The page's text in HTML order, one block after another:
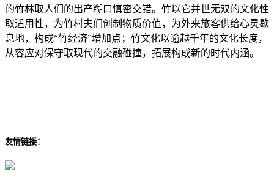
的竹林取人们的出产糊口慎密交错。竹以它并世无双的文化性
取适用性，为竹村夫们创制物质价值，为外来旅客供给心灵歇
息地，构成“竹经济”增加点；竹文化以逾越千年的文化长度，
从容应对保守取现代的交融碰撞，拓展构成新的时代内涵。
友情链接：